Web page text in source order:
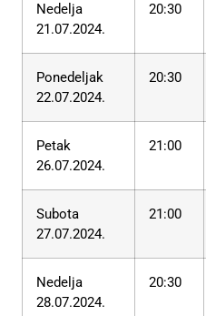
Nedelja
21.07.2024.
20:30
Ponedeljak
22.07.2024.
20:30
Petak
26.07.2024.
21:00
Subota
27.07.2024.
21:00
Nedelja
28.07.2024.
20:30